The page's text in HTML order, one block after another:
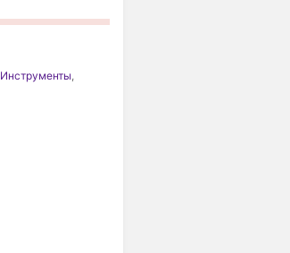
Инструменты,